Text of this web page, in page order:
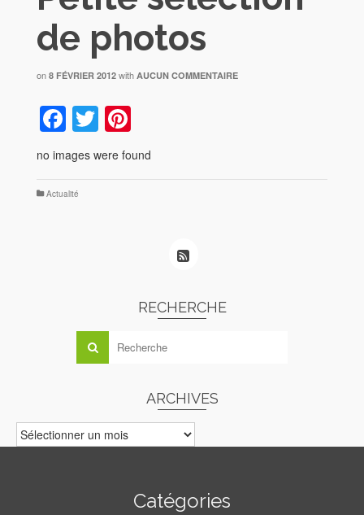
de photos
on 8 FÉVRIER 2012 with AUCUN COMMENTAIRE
Facebook
Twitter
no images were found
Actualité
RECHERCHE
ARCHIVES
ARCHIVES
Catégories